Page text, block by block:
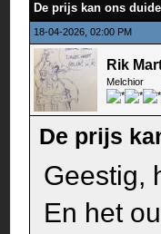
De prijs kan ons
18-04-2026, 02:00 PM
Rik
Melchior
De prijs
Geestig,
En het